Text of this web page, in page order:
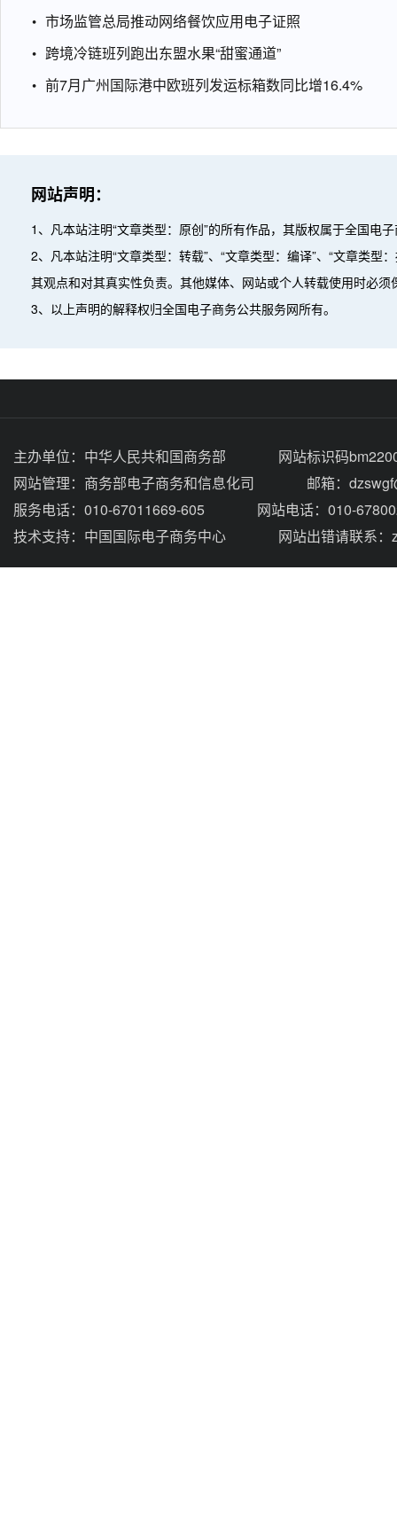
市场监管总局推动网络餐饮应用电子证照
跨境冷链班列跑出东盟水果“甜蜜通道”
前7月广州国际港中欧班列发运标箱数同比增16.4%
网站声明：
1、凡本站注明“文章类型：原创”的所有作品，其版权属于全国电
2、凡本站注明“文章类型：转载”、“文章类型：编译”、“文章类
其观点和对其真实性负责。其他媒体、网站或个人转载使用时必
3、以上声明的解释权归全国电子商务公共服务网所有。
主办单位： 中华人民共和国商务部
网站标识码
网站管理： 商务部电子商务和信息化司
邮箱：
服务电话：010-67011669-605
网站电话：010-
技术支持： 中国国际电子商务中心 网站出错请联系